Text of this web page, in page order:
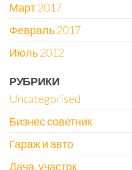
Март 2017
Февраль 2017
Июль 2012
РУБРИКИ
Uncategorised
Бизнес советник
Гараж и авто
Дача, участок